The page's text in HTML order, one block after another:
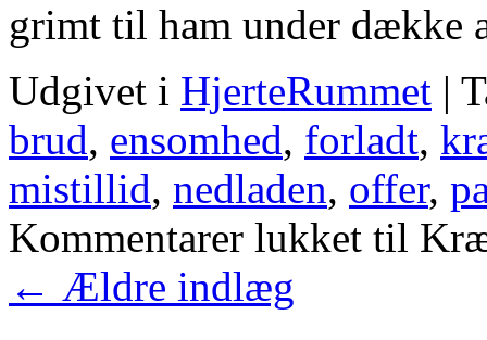
grimt til ham under
Udgivet i HjerteRummet |
brud, ensomhed, forladt,
mistillid, nedladen, offer,
Kommentarer lukket til
← Ældre indlæg